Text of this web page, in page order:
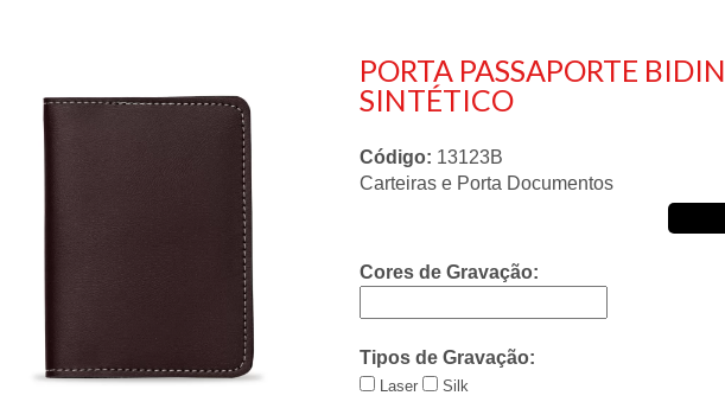
PORTA PASSAPORTE
SINTÉTICO
Código: 13123B
Carteiras e Porta Documentos
Cores de Gravação:
Tipos de Gravação:
Laser Silk